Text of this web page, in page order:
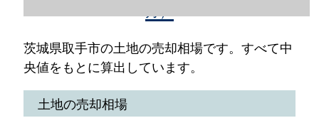
茨城県取手市の土地の売却相場です。すべて中
央値をもとに算出しています。
土地の売却相場